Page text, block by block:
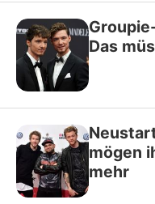
Das
mögen
mehr